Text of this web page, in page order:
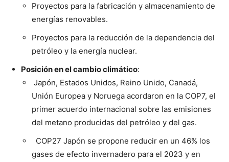
Proyectos para la fabricación y almacenamiento de
energías renovables.
Proyectos para la reducción de la dependencia del
petróleo y la energía nuclear.
Posición en el cambio climático:
Japón, Estados Unidos, Reino Unido, Canadá,
Unión Europea y Noruega acordaron en la COP7, el
primer acuerdo internacional sobre las emisiones
del metano producidas del petróleo y del gas.
COP27 Japón se propone reducir en un 46% los
gases de efecto invernadero para el 2023 y en